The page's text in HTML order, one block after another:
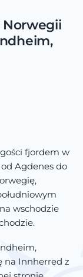
fjordem w
Agdenes do
wschodzie
na Innherred z